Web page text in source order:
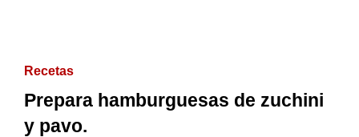
Recetas
Prepara hamburguesas de zuchini
y pavo.